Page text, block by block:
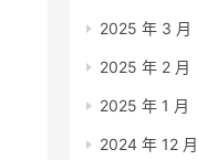
2025 年 3 月
2025 年 2 月
2025 年 1 月
2024 年 12 月